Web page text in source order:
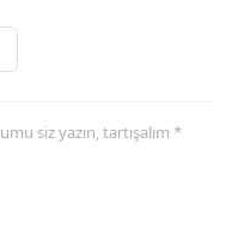
siz yazın, tartışalım *